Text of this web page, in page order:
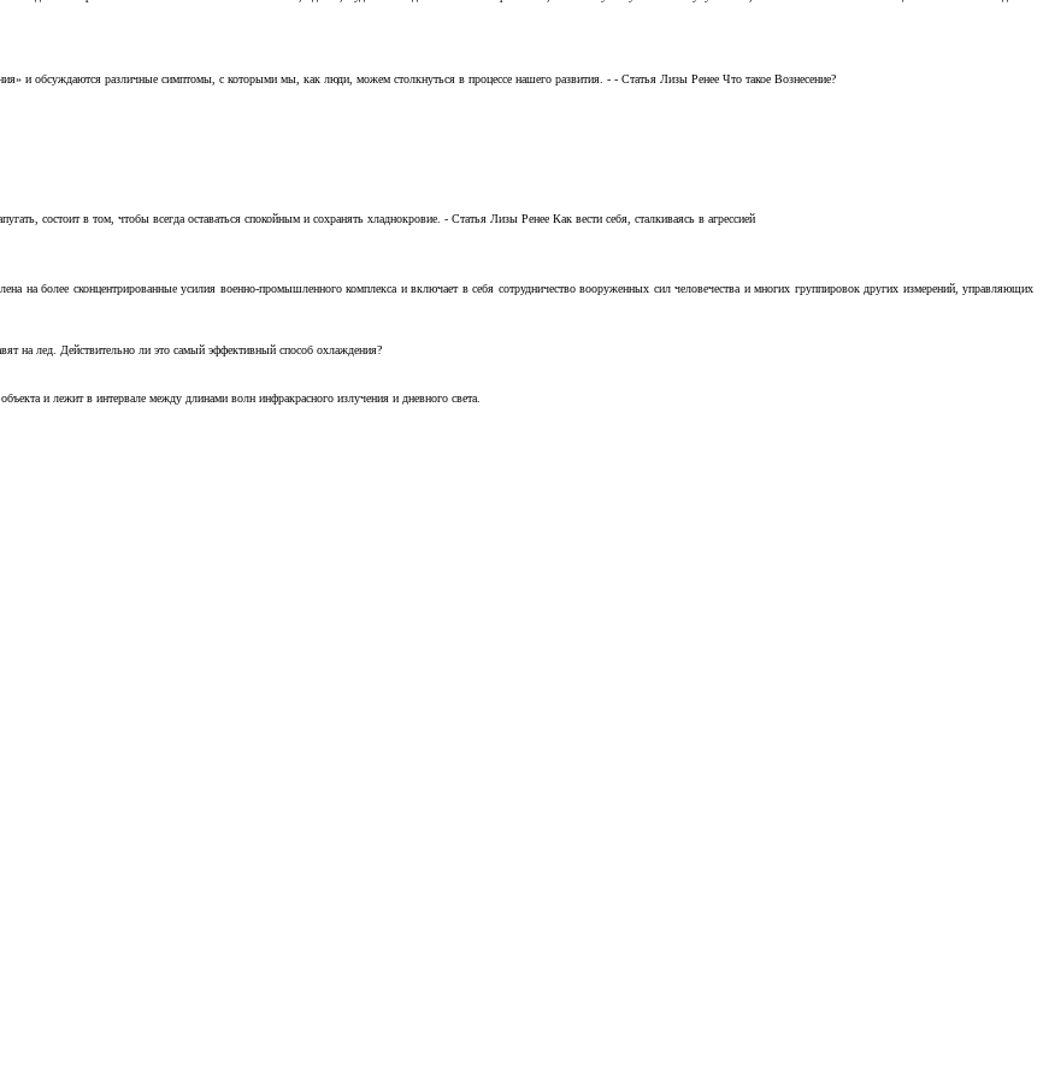
и обсуждаются различные симптомы, с которыми мы, как люди, можем столкнуться в процессе нашего развития. - - Статья Лизы Ренее Что такое Вознесение?
состоит в том, чтобы всегда оставаться спокойным и сохранять хладнокровие. - Статья Лизы Ренее Как вести себя, сталкиваясь в агрессией
на более сконцентрированные усилия военно-промышленного комплекса и включает в себя сотрудничество вооруженных сил человечества и многих группировок других измерений, управляющих
на лед. Действительно ли это самый эффективный способ охлаждения?
и лежит в интервале между длинами волн инфракрасного излучения и дневного света.